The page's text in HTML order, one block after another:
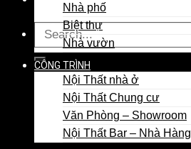
Nhà phố
Biệt thự
Nhà vườn
CÔNG TRÌNH
Nội Thất nhà ở
Nội Thất Chung cư
Văn Phòng – Showroom
Nội Thất Bar – Nhà Hàng